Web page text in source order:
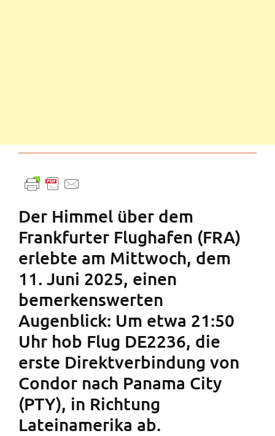
Der Himmel über dem
Frankfurter Flughafen (FRA)
erlebte am Mittwoch, dem
11. Juni 2025, einen
bemerkenswerten
Augenblick: Um etwa 21:50
Uhr hob Flug DE2236, die
erste Direktverbindung von
Condor nach Panama City
(PTY), in Richtung
Lateinamerika ab.